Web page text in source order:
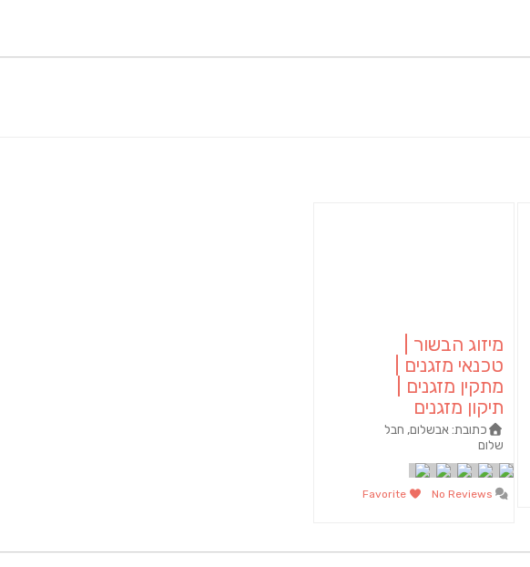
מיזוג הבשור |
טכנאי מזגנים |
מתקין מזגנים |
תיקון מזגנים
כתובת:אבשלום, חבל
שלום
Favorite